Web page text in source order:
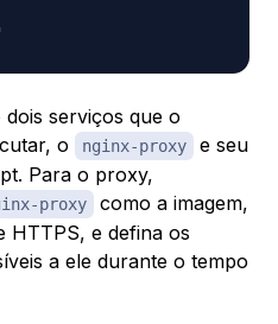
serviços que o
o
nginx-proxy
e seu
Para o proxy,
proxy
como a imagem,
HTTPS, e defina os
a ele durante o tempo